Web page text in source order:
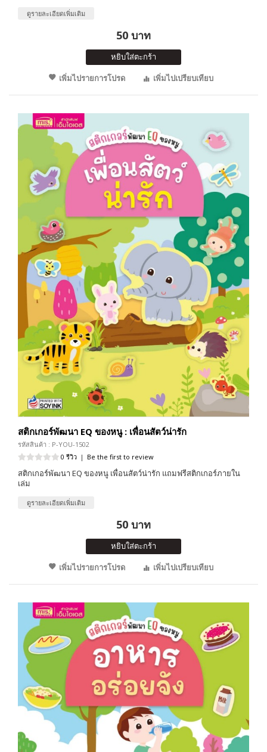
ดูรายละเอียดเพิ่มเติม
50 บาท
หยิบใส่ตะกร้า
เพิ่มไปรายการโปรด
เพิ่มไปเปรียบเทียบ
สติกเกอร์พัฒนา EQ ของหนู : เพื่อนสัตว์น่ารัก
รหัสสินค้า : P-YOU-1502
0 รีวิว | Be the first to review
สติกเกอร์พัฒนา EQ ของหนู เพื่อนสัตว์น่ารัก แถมฟรีสติกเกอร์ภายใน
เล่ม
ดูรายละเอียดเพิ่มเติม
50 บาท
หยิบใส่ตะกร้า
เพิ่มไปรายการโปรด
เพิ่มไปเปรียบเทียบ